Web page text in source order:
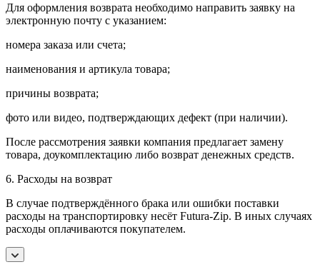
Для оформления возврата необходимо направить заявку на
электронную почту с указанием:
номера заказа или счета;
наименования и артикула товара;
причины возврата;
фото или видео, подтверждающих дефект (при наличии).
После рассмотрения заявки компания предлагает замену
товара, доукомплектацию либо возврат денежных средств.
6. Расходы на возврат
В случае подтверждённого брака или ошибки поставки
расходы на транспортировку несёт Futura-Zip. В иных случаях
расходы оплачиваются покупателем.